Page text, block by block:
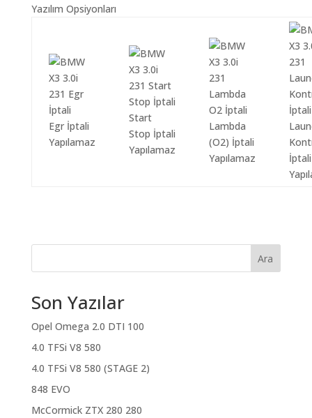
Yazılım Opsiyonları
Egr İptali
Yapılamaz
Start
Stop İptali
Yapılamaz
Lambda
(O2) İptali
Yapılamaz
İptali
Ara
Son Yazılar
Opel Omega 2.0 DTI 100
4.0 TFSi V8 580
4.0 TFSi V8 580 (STAGE 2)
848 EVO
McCormick ZTX 280 280